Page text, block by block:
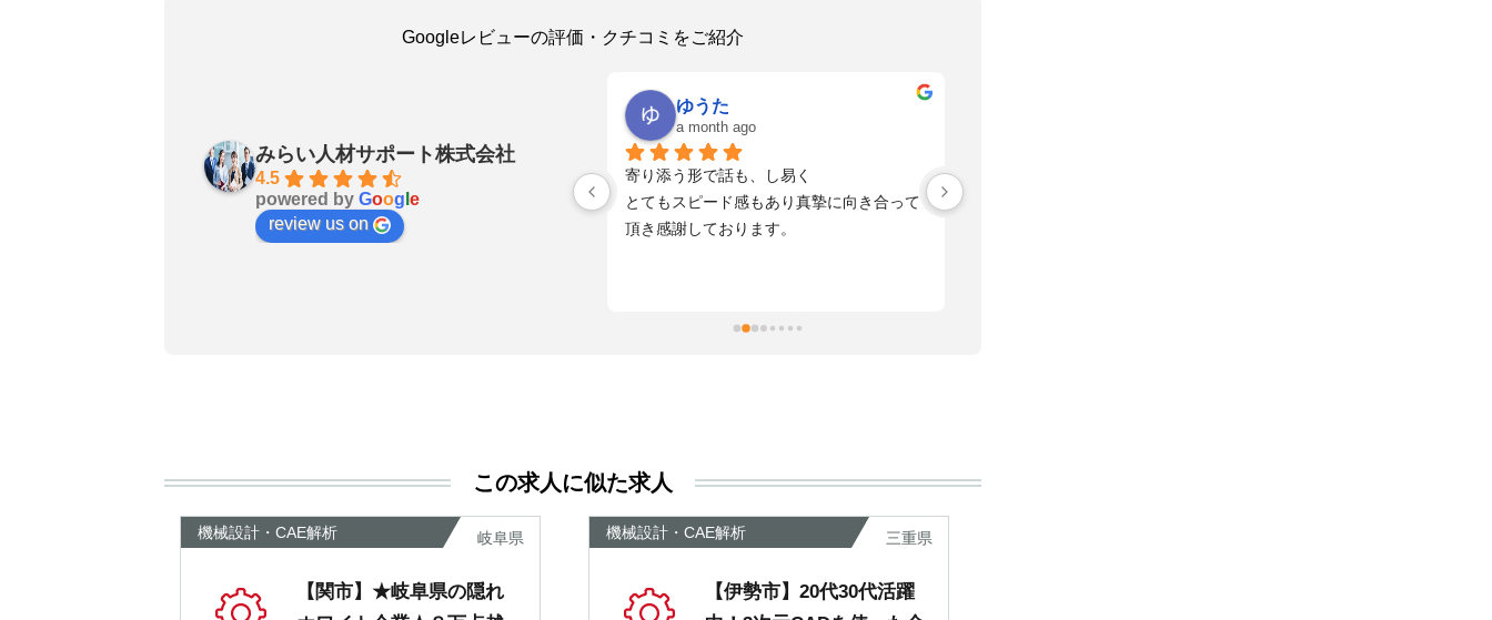
Googleレビューの評価・クチコミをご紹介
みらい人材サポート株式会社
4.5
powered byGoog le
review us on
お陰で無事に転職成功しました！とっても
良いエージェントです〜転職される方へ是
非おすすめします！
ゆうた
a month ago
寄り添う形で話も、し易く
とてもスピード感もあり真摯に向き合って
頂き感謝しております。
この求人に似た求人
機械設計・CAE解析 岐阜県
【関市】★岐阜県の隠れ
機械設計・CAE解析 三重県
【伊勢市】20代30代活躍